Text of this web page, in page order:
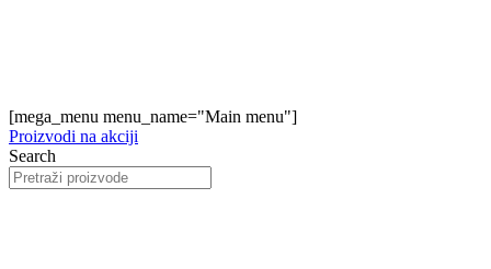
[mega_menu menu_name="Main menu"]
Proizvodi na akciji
Search